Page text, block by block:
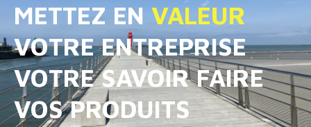
METTEZ EN VALEUR
VOTRE ENTREPRISE
VOTRE SAVOIR FAIRE
VOS PRODUITS